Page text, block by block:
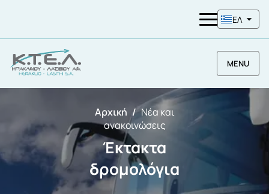
ΕΛ
MENU
Αρχική
Νέα και
ανακοινώσεις
Έκτακτα
δρομολόγια